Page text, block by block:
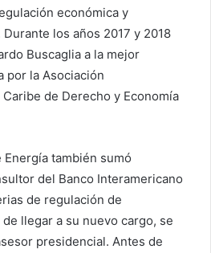
económica y
los años 2017 y 2018
Buscaglia a la mejor
por la Asociación
de Derecho y Economía
Energía también sumó
del Banco Interamericano
de regulación de
llegar a su nuevo cargo, se
presidencial. Antes de